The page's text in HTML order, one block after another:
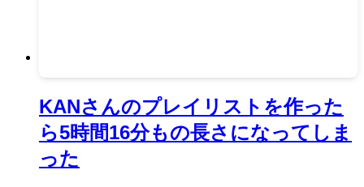
KANさんのプレイリストを作った
ら5時間16分もの長さになってしま
った